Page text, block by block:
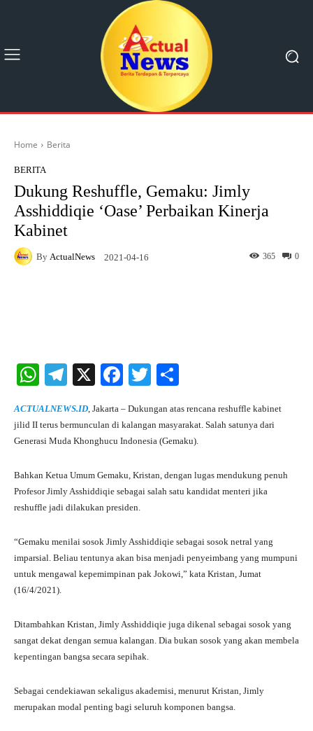
Home Berita
BERITA
Dukung Reshuffle, Gemaku: Jimly
Asshiddiqie ‘Oase’ Perbaikan Kinerja
Kabinet
By ActualNews 2021-04-16 0
365
W
ts
A
Te
gr
a
X
Fa
bo
ok
T
tte
r
re
ACTUALNEWS.ID, Jakarta – Dukungan atas rencana reshuffle kabinet
jilid II terus bermunculan di kalangan masyarakat. Salah satunya dari
Generasi Muda Khonghucu Indonesia (Gemaku).
Bahkan Ketua Umum Gemaku, Kristan, dengan lugas mendukung penuh
Profesor Jimly Asshiddiqie sebagai salah satu kandidat menteri jika
reshuffle jadi dilakukan presiden.
“Gemaku menilai sosok Jimly Asshiddiqie sebagai sosok netral yang
imparsial. Beliau tentunya akan bisa menjadi penyeimbang yang mumpuni
untuk mengawal kepemimpinan pak Jokowi,” kata Kristan, Jumat
(16/4/2021).
Ditambahkan Kristan, Jimly Asshiddiqie juga dikenal sebagai sosok yang
sangat dekat dengan semua kalangan. Dia bukan sosok yang akan membela
kepentingan bangsa secara sepihak.
Sebagai cendekiawan sekaligus akademisi, menurut Kristan, Jimly
merupakan modal penting bagi seluruh komponen bangsa.